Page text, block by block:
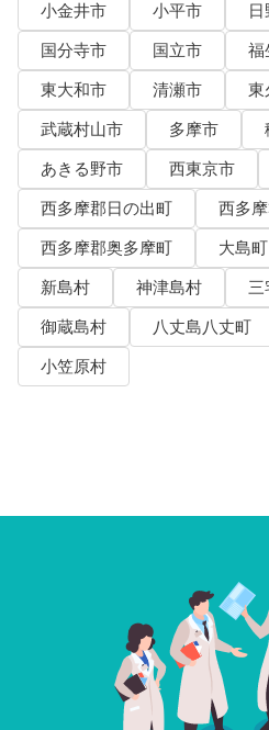
小金井市
小平市
国分寺市
国立市 福
東大和市
清瀬市
東
武蔵村山市
多摩市
あきる野市
西東京市
西多摩郡日の出町
西多
西多摩郡奥多摩町
大島町
新島村
神津島村
三
御蔵島村
八丈島八丈町
小笠原村